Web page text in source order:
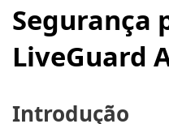
Segurança
LiveGuard
Introdução